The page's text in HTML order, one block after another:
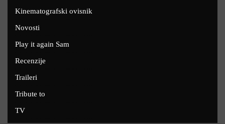
Kinematografski ovisnik
Novosti
Play it again Sam
Recenzije
Traileri
Tribute to
TV